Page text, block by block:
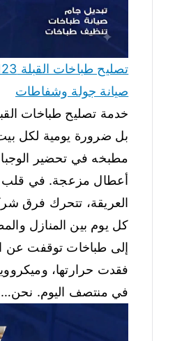
صيانة جولة وشفاطات
خدمة تصليح طباخات
بل ضرورة يومية لكل
مطبخه في تحضير
أعطال مزعجة. في قلب
كل يوم بين المنازل
إلى طباخات توقفت عن
فقدت حرارتها،
في منتصف اليوم. نحن…